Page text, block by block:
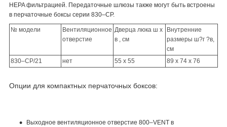
HEPA фильтрацией. Передаточные шлюзы также могут быть встроены
в перчаточные боксы серии 830–CP.
№ модели
Вентиляционное
отверстие
Дверца люка ш х
в , см
Внутренние
размеры ш?г ?в,
см
830–CP/21
нет 55 х 55 89 х 74 х 76
Опции для компактных перчаточных боксов:
Выходное вентиляционное отверстие 800–VENT в